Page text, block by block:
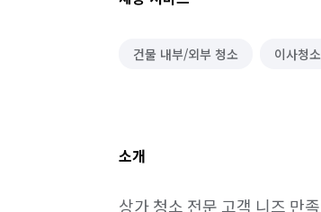
건물 내부/외부 청소 이사청
소개
상가 청소 전문 고객 니즈 만